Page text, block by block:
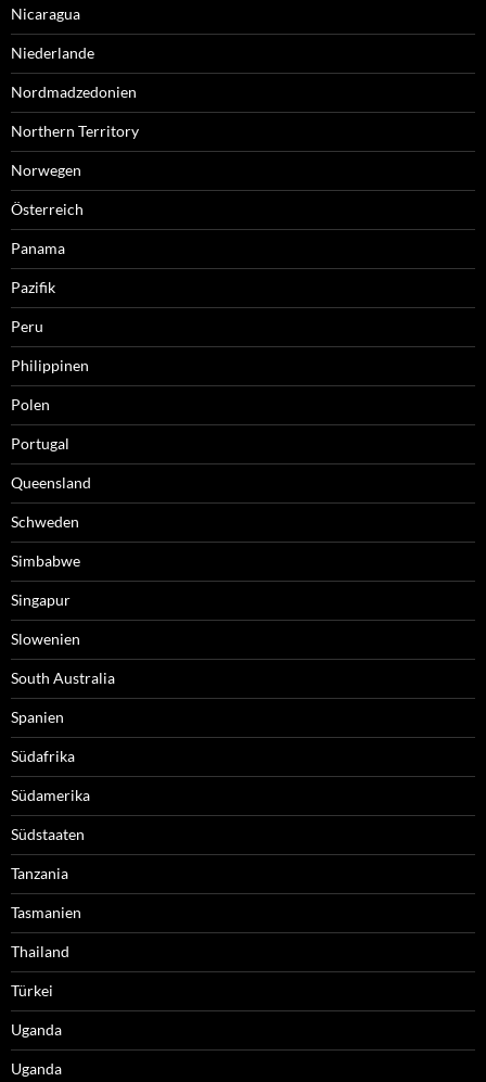
Nicaragua
Niederlande
Nordmadzedonien
Northern Territory
Norwegen
Österreich
Panama
Pazifik
Peru
Philippinen
Polen
Portugal
Queensland
Schweden
Simbabwe
Singapur
Slowenien
South Australia
Spanien
Südafrika
Südamerika
Südstaaten
Tanzania
Tasmanien
Thailand
Türkei
Uganda
Uganda